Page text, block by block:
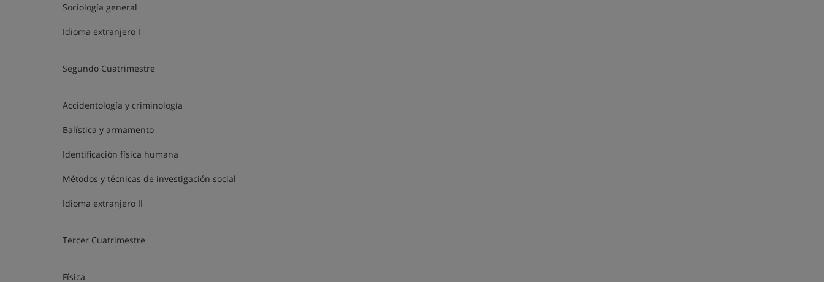
Sociología general
Idioma extranjero I
Segundo Cuatrimestre
Accidentología y criminología
Balística y armamento
Identificación física humana
Métodos y técnicas de investigación social
Idioma extranjero II
Tercer Cuatrimestre
Física